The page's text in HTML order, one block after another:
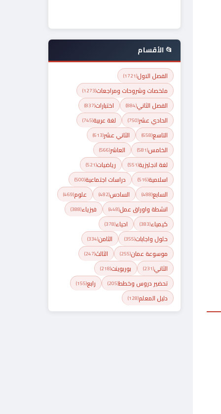
📂 الأقسام
الفصل الاول(1721)
ملخصات وشروحات ومراجعات(1273)
الفصل الثاني(884) اختبارات(837)
الحادي عشر(750) لغة عربية(745)
التاسع(658) الثاني عشر(613)
الخامس(581) العاشر(566)
لغة انجليزية(551) رياضيات(521)
اسلامية(516) دراسات اجتماعية(500)
السابع(488) السادس(482) علوم(469)
انشطة واوراق عمل(448) فيزياء(388)
كيمياء(383) احياء(378)
حلول واجابات(355) الثامن(334)
موسوعة عمان(255) الثالث(247)
الثاني(231) بوربوينت(218)
تحضير دروس وخطط(205) رابع(155)
دليل المعلم(128)